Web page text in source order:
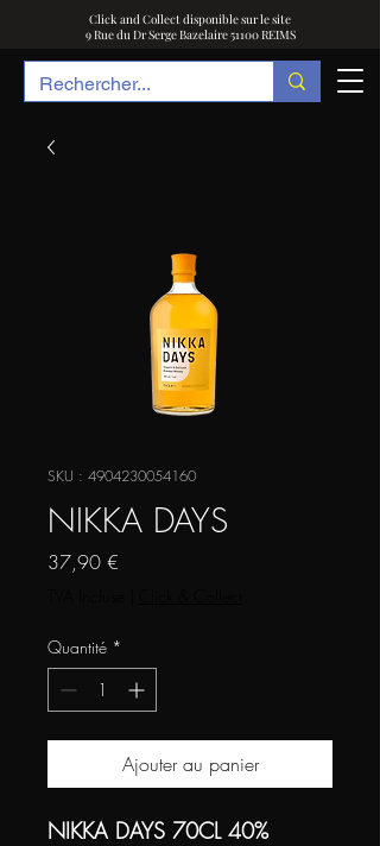
Click and Collect disponible sur le site
9 Rue du Dr Serge Bazelaire 51100 REIMS
SKU : 4904230054160
NIKKA DAYS
37,90 €
Quantité *
Ajouter au panier
NIKKA DAYS 70CL 40%